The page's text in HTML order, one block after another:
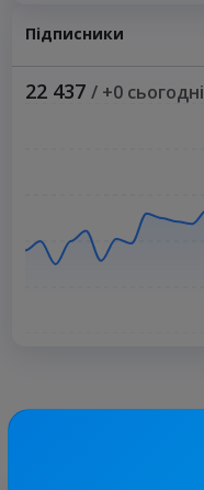
Підписники
22 437 / +0 сьогодні